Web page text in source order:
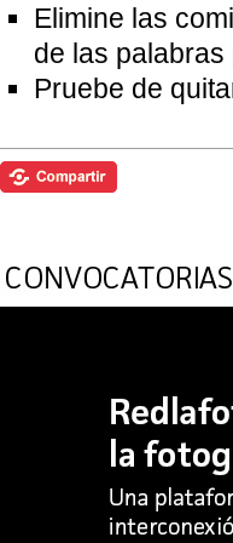
Elimine las
de las
Pruebe de